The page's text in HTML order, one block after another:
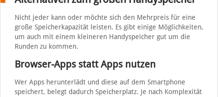
Nicht jeder kann oder möchte sich den Mehrpreis für eine
große Speicherkapazität leisten. Es gibt einige Möglichkeiten,
um auch mit einem kleineren Handyspeicher gut um die
Runden zu kommen.
Browser-Apps statt Apps nutzen
Wer Apps herunterlädt und diese auf dem Smartphone
speichert, belegt dadurch Speicherplatz. Je nach Komplexität